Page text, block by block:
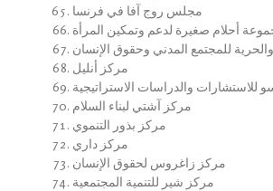
مجلس روج آفا في فرنسا
أحلام صغيرة لدعم وتمكين المرأة
للمجتمع المدني وحقوق الإنسان
مركز أنليل
للاستشارات والدراسات الاستراتيجية
مركز آشتي لبناء السلام
مركز بذور التنموي
مركز داري
مركز زاغروس لحقوق الإنسان
مركز شير للتنمية المجتمعية